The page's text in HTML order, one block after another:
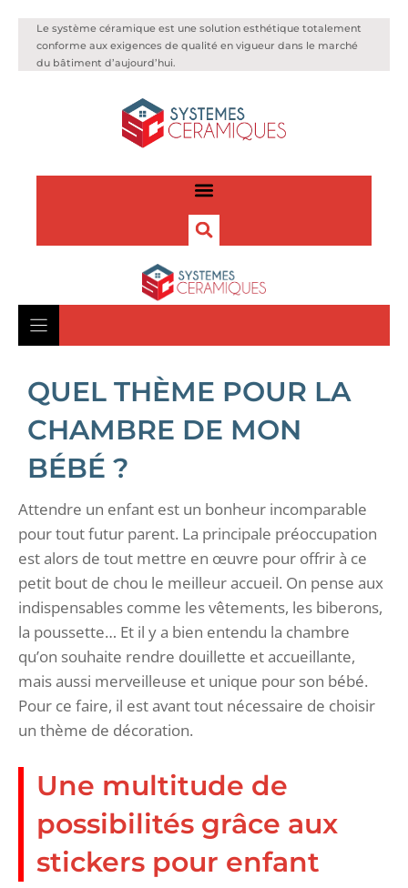
Le système céramique est une solution esthétique totalement
conforme aux exigences de qualité en vigueur dans le marché
du bâtiment d’aujourd’hui.
QUEL THÈME POUR LA
CHAMBRE DE MON
BÉBÉ ?
Attendre un enfant est un bonheur incomparable
pour tout futur parent. La principale préoccupation
est alors de tout mettre en œuvre pour offrir à ce
petit bout de chou le meilleur accueil. On pense aux
indispensables comme les vêtements, les biberons,
la poussette… Et il y a bien entendu la chambre
qu’on souhaite rendre douillette et accueillante,
mais aussi merveilleuse et unique pour son bébé.
Pour ce faire, il est avant tout nécessaire de choisir
un thème de décoration.
Une multitude de
possibilités grâce aux
stickers pour enfant